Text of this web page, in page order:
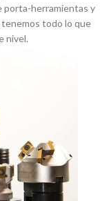
porta-herramientas y
todo lo que
nivel.